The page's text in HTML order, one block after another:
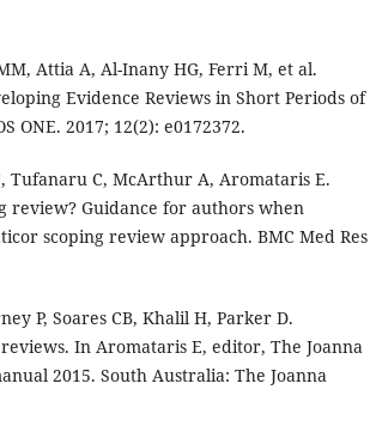
Attia A, Al-Inany HG, Ferri M, et al.
Evidence Reviews in Short Periods of
ONE. 2017; 12(2): e0172372.
Tufanaru C, McArthur A, Aromataris E.
review? Guidance for authors when
scoping review approach. BMC Med Res
P, Soares CB, Khalil H, Parker D.
In Aromataris E, editor, The Joanna
2015. South Australia: The Joanna